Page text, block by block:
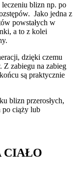
blizn np. po
Jako jedna z
powstałych w
a to z kolei
dzięki czemu
Z zabiegu na zabieg
są praktycznie
blizn przerosłych,
po ciąży lub
CIAŁO